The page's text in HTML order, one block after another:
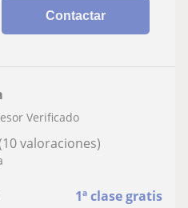
Contactar
1ª clase gratis
Verificado
valoraciones)